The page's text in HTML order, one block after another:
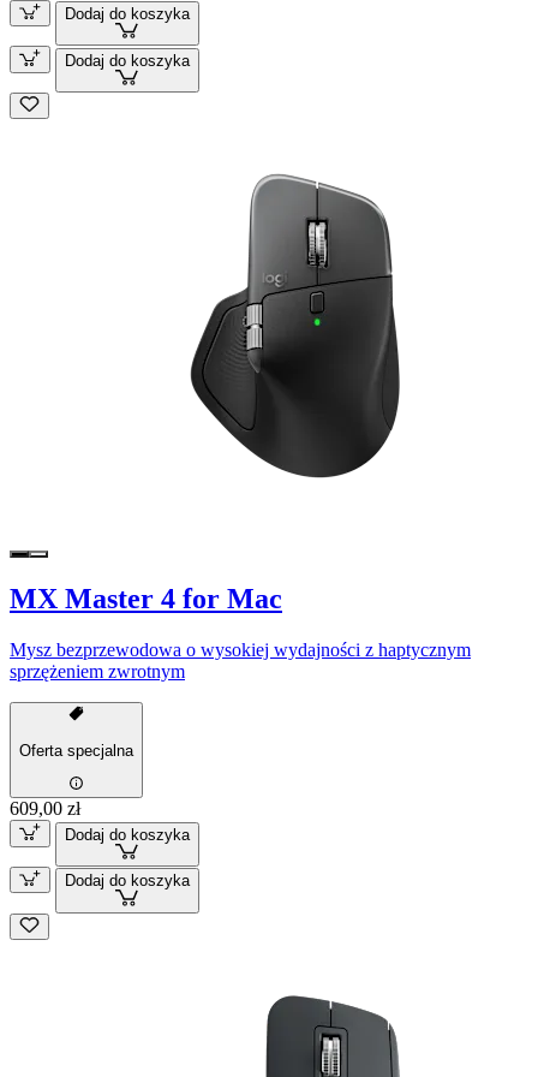
Dodaj do koszyka
Dodaj do koszyka
MX Master 4 for Mac
Mysz bezprzewodowa o wysokiej wydajności z haptycznym
sprzężeniem zwrotnym
Oferta specjalna
609,00 zł
Dodaj do koszyka
Dodaj do koszyka